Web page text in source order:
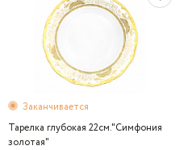
Заканчивается
Тарелка глубокая 22см."Симфония
золотая"